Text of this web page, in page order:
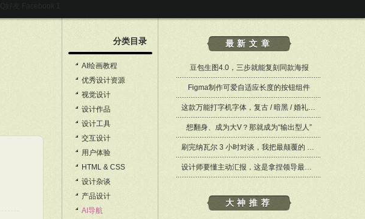
分类目录
AI绘画教程
优秀设计资源
视觉设计
设计作品
设计工具
交互设计
用户体验
HTML & CSS
设计杂谈
产品设计
AI导航
最新文章
豆包生图4.0，三步就能复刻同款海报
Figma制作可爱自适应长度的按钮组件
这款万能打字机字体，复古 / 暗黑 / 婚礼设计都能 hold 住 ——Merchant Ledger
想翻身、成为大V？那就成为“输出型人”
刷完纳瓦尔 3 小时对谈，我把最颠覆的 8 个观点整理成笔记，这些思维也适用于设计师
设计师要懂主动汇报，这是拿捏领导最好的方式
大神推荐